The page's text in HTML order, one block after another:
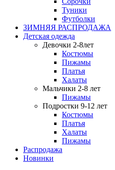
Туники
Футболки
ЗИМНЯЯ РАСПРОДАЖА
Детская одежда
Девочки 2-8лет
Костюмы
Пижамы
Платья
Халаты
Мальчики 2-8 лет
Пижамы
Подростки 9-12 лет
Костюмы
Платья
Халаты
Пижамы
Распродажа
Новинки